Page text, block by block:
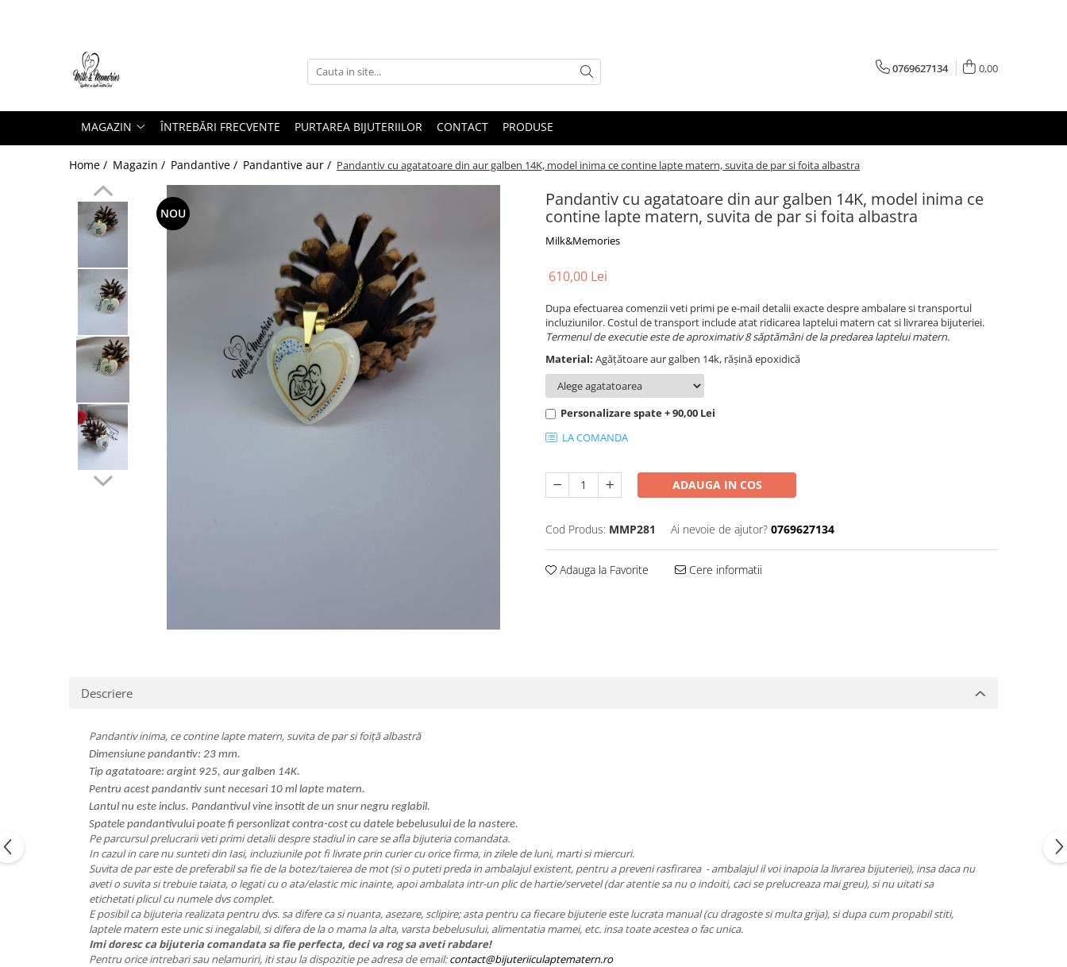
Brățări aur
Brățări argint
Pandantive aur
Pandantive argint
Seturi bijuterii
Seturi din argint
0769627134 0,00
MAGAZIN ÎNTREBĂRI FRECVENTE PURTAREA BIJUTERIILOR CONTACT PRODUSE
Home / Magazin / Pandantive / Pandantive aur / Pandantiv cu agatatoare din aur galben 14K, model inima ce contine lapte matern, suvita de par si foita albastra
Pandantiv cu agatatoare din aur galben 14K, model inima ce
contine lapte matern, suvita de par si foita albastra
Milk&Memories
NOU
610,00 Lei
Dupa efectuarea comenzii veti primi pe e-mail detalii exacte despre ambalare si transportul
incluziunilor. Costul de transport include atat ridicarea laptelui matern cat si livrarea bijuteriei.
Termenul de executie este de aproximativ 8 săptămâni de la predarea laptelui matern.
Material: Agățătoare aur galben 14k, rășină epoxidică
Personalizare spate + 90,00 Lei
LA COMANDA
ADAUGA IN COS
Cod Produs: MMP281 Ai nevoie de ajutor? 0769627134
Adauga la Favorite Cere informatii
Descriere
Pandantiv inima, ce contine lapte matern, suvita de par si foiță albastră
Dimensiune pandantiv: 23 mm.
Tip agatatoare: argint 925, aur galben 14K.
Pentru acest pandantiv sunt necesari 10 ml lapte matern.
Lantul nu este inclus. Pandantivul vine insotit de un snur negru reglabil.
Spatele pandantivului poate fi personlizat contra-cost cu datele bebelusului de la nastere.
Pe parcursul prelucrarii veti primi detalii despre stadiul in care se afla bijuteria comandata.
In cazul in care nu sunteti din Iasi, incluziunile pot fi livrate prin curier cu orice firma, in zilele de luni, marti si miercuri.
Suvita de par este de preferabil sa fie de la botez/taierea de mot (si o puteti preda in ambalajul existent, pentru a preveni rasfirarea - ambalajul il voi inapoia la livrarea bijuteriei), insa daca nu
aveti o suvita si trebuie taiata, o legati cu o ata/elastic mic inainte, apoi ambalata intr-un plic de hartie/servetel (dar atentie sa nu o indoiti, caci se prelucreaza mai greu), si nu uitati sa
etichetati plicul cu numele dvs complet.
E posibil ca bijuteria realizata pentru dvs. sa difere ca si nuanta, asezare, sclipire; asta pentru ca fiecare bijuterie este lucrata manual (cu dragoste si multa grija), si dupa cum propabil stiti,
laptele matern este unic si inegalabil, si difera de la o mama la alta, varsta bebelusului, alimentatia mamei, etc. insa toate acestea o fac unica.
Imi doresc ca bijuteria comandata sa fie perfecta, deci va rog sa aveti rabdare!
Pentru orice intrebari sau nelamuriri, iti stau la dispozitie pe adresa de email:contact@bijuteriiculaptematern.ro